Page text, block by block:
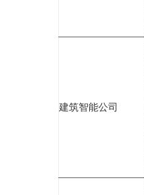
建筑智能公司